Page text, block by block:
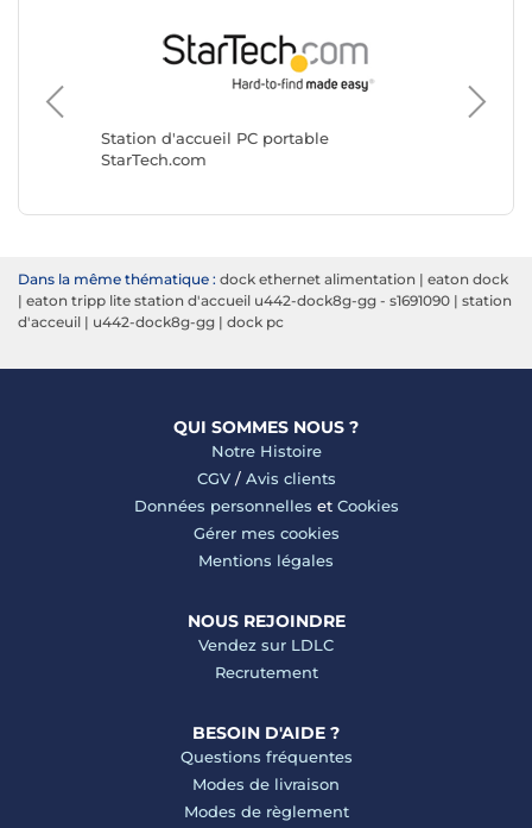
Station d'accueil PC portable
StarTech.com
Station
i-tec
Dans la même thématique : dock ethernet alimentation | eaton dock
| eaton tripp lite station d'accueil u442-dock8g-gg - s1691090 | station
d'acceuil | u442-dock8g-gg | dock pc
QUI SOMMES NOUS ?
Notre Histoire
CGV/ Avis clients
Données personnelles et Cookies
Gérer mes cookies
Mentions légales
NOUS REJOINDRE
Vendez sur LDLC
Recrutement
BESOIN D'AIDE ?
Questions fréquentes
Modes de livraison
Modes de règlement